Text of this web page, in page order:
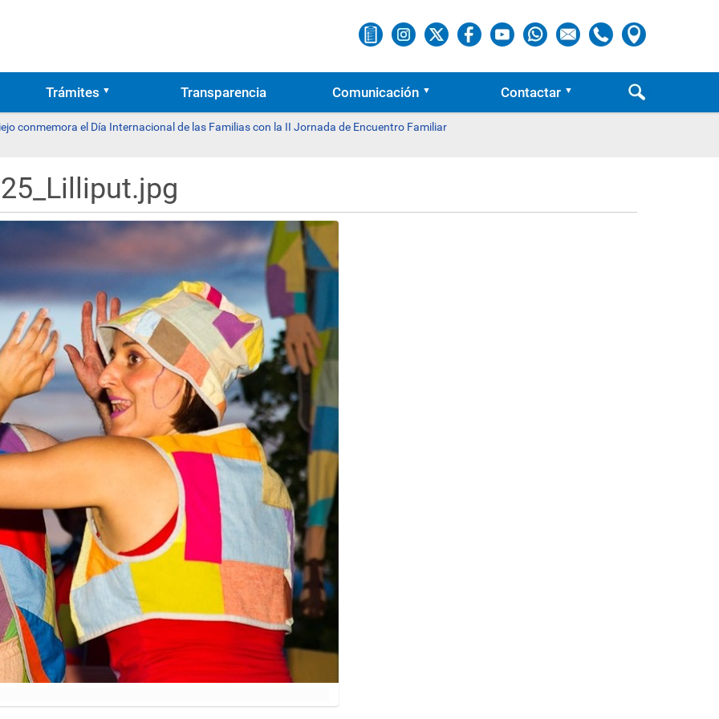
Trámites Transparencia Comunicación Contactar
conmemora el Día Internacional de las Familias con la II Jornada de Encuentro Familiar